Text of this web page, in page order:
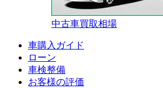
中古車買取相場
車購入ガイド
ローン
車検整備
お客様の評価